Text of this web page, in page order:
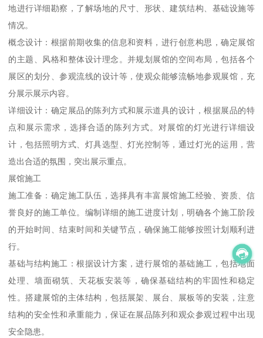
地进行详细勘察，了解场地的尺寸、形状、建筑结构、基础设施等
情况。
概念设计：根据前期收集的信息和资料，进行创意构思，确定展馆
的主题、风格和整体设计理念。并规划展馆的空间布局，包括各个
展区的划分、参观流线的设计等，使观众能够流畅地参观展馆，充
分展示展示内容。
详细设计：确定展品的陈列方式和展示道具的设计，根据展品的特
点和展示需求，选择合适的陈列方式。对展馆的灯光进行详细设
计，包括照明方式、灯具选型、灯光控制等，通过灯光的运用，营
造出合适的氛围，突出展示重点。
展馆施工
施工准备：确定施工队伍，选择具有丰富展馆施工经验、资质、信
誉良好的施工单位。编制详细的施工进度计划，明确各个施工阶段
的开始时间、结束时间和关键节点，确保施工能够按照计划顺利进
行。
基础与结构施工：根据设计方案，进行展馆的基础施工，包括地面
处理、墙面砌筑、天花板安装等，确保基础结构的牢固性和稳定
性。搭建展馆的主体结构，包括展架、展台、展板等的安装，注意
结构的安全性和承重能力，保证在展品陈列和观众参观过程中出现
安全隐患。